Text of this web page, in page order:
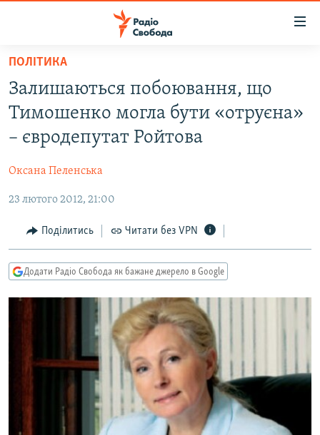
Перейти
основного
матеріалу
основної
Перейти
пошуку
РАДІО СВОБОДА – 70 РОКІВ
СУСПІЛЬСТВО
КУЛЬТУРА
УКРАЇНА
РОСІЙСЬКА «ФІЛЬТРАЦІЯ»
ДОНБАС.РЕАЛІЇ
КРИМ.РЕАЛІЇ
СХЕМИ
КИТАЙ.ВИКЛИКИ
МУЛЬТИМЕДІА
СПЕЦПРОЄКТИ
ПОЛІТИКА
Залишаються побоювання, що
Тимошенко могла бути «отруєна»
– євродепутат Ройтова
Оксана Пеленська
23 лютого 2012, 21:00
Поділитись Читати без VPN
Додати Радіо Свобода як бажане джерело в Google